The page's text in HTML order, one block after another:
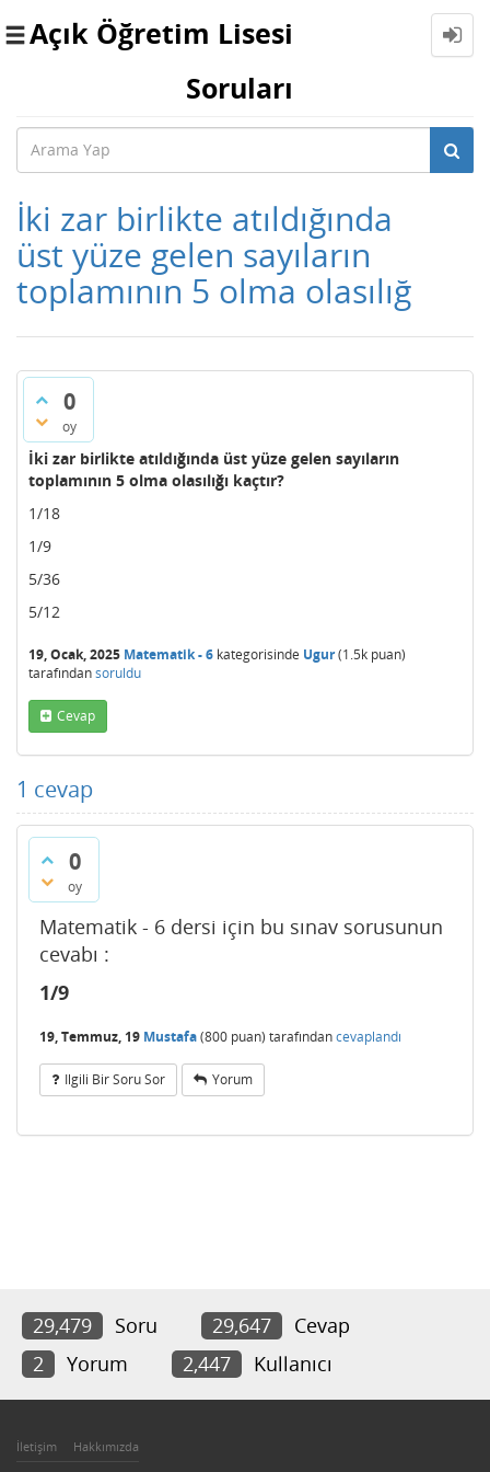
Toggle
Açık Öğretim Lisesi
Soruları
İki zar birlikte atıldığında
üst yüze gelen sayıların
toplamının 5 olma olasılığ
0
oy
İki zar birlikte atıldığında üst yüze gelen sayıların
toplamının 5 olma olasılığı kaçtır?
1/18
1/9
5/36
5/12
19, Ocak, 2025 Matematik - 6 kategorisinde Ugur(1.5k puan)
tarafındansoruldu
Cevap
1 cevap
0
oy
Matematik - 6 dersi için bu sınav sorusunun
cevabı :
1/9
19, Temmuz, 19 Mustafa(800 puan) tarafındancevaplandı
Ilgili Bir Soru Sor Yorum
29,479 Soru 29,647
Cevap
2
Yorum 2,447 Kullanıcı
İletişim Hakkımızda